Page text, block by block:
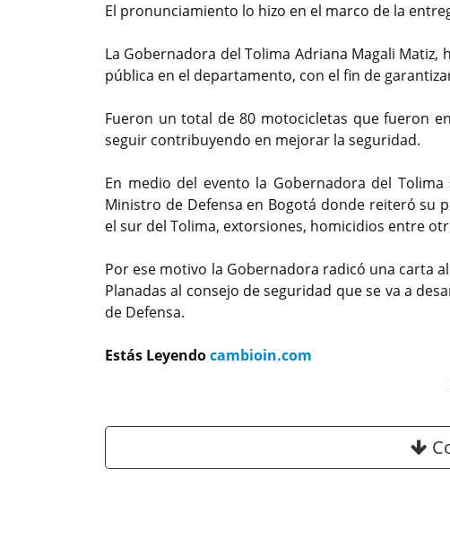
El pronunciamiento lo hizo en el marco de la
La Gobernadora del Tolima Adriana Magali
pública en el departamento, con el fin de
Fueron un total de 80 motocicletas que fueron
seguir contribuyendo en mejorar la seguridad.
En medio del evento la Gobernadora del
Ministro de Defensa en Bogotá donde reiteró su
el sur del Tolima, extorsiones, homicidios entre
Por ese motivo la Gobernadora radicó una carta
Planadas al consejo de seguridad que se va a
de Defensa.
Estás Leyendocambioin.com